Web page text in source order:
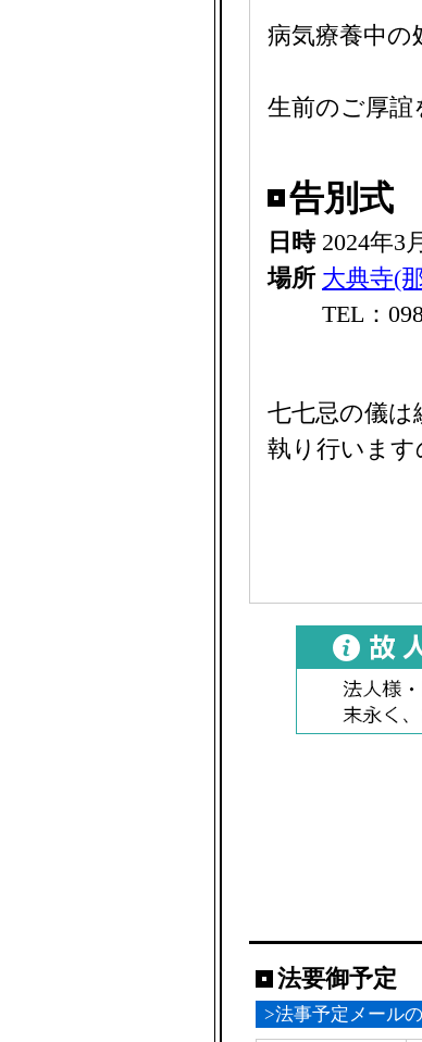
病気療養中の
生前のご厚
告別式
日時 2024年3
場所 大典寺(
TEL：
七七忌の儀
執り行います
法要御予定
>法事予定メール